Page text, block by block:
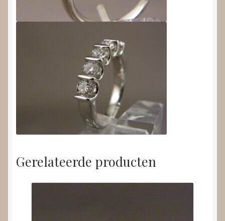
Gerelateerde producten